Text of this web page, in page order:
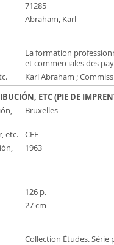
71285
Abraham, Karl
La formation
et commerciales des
Karl Abraham ;
ETC (PIE DE
Bruxelles
etc.
CEE
1963
126 p.
27 cm
Collection Études. Série